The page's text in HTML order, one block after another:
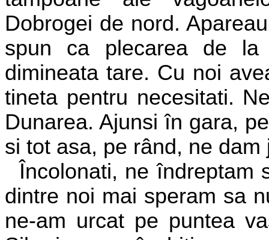
Dobrogei de nord.
spun ca plecarea de la
dimineata tare. Cu noi
tineta pentru necesitati.
Dunarea. Ajunsi în gara,
si tot asa, pe rând, ne dam
Încolonati, ne îndreptam
dintre noi mai speram sa
ne-am urcat pe puntea